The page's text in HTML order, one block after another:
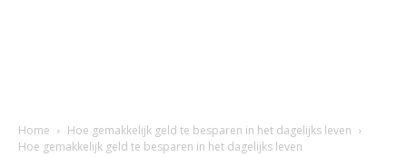
Home
Hoe gemakkelijk geld te besparen in het dagelijks leven
Hoe gemakkelijk geld te besparen in het dagelijks leven